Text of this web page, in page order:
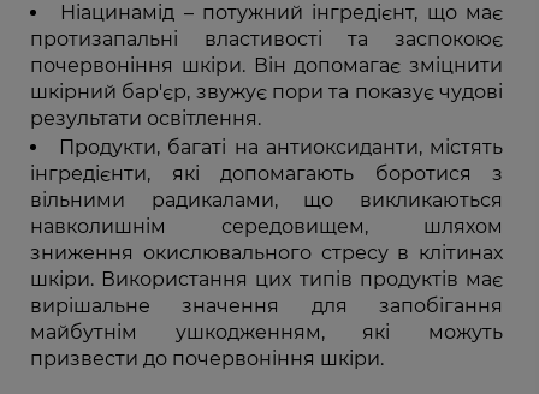
Ніацинамід – потужний інгредієнт, що має
протизапальні властивості та заспокоює
почервоніння шкіри. Він допомагає зміцнити
шкірний бар'єр, звужує пори та показує чудові
результати освітлення.
Продукти, багаті на антиоксиданти, містять
інгредієнти, які допомагають боротися з
вільними радикалами, що викликаються
навколишнім середовищем, шляхом
зниження окислювального стресу в клітинах
шкіри. Використання цих типів продуктів має
вирішальне значення для запобігання
майбутнім ушкодженням, які можуть
призвести до почервоніння шкіри.